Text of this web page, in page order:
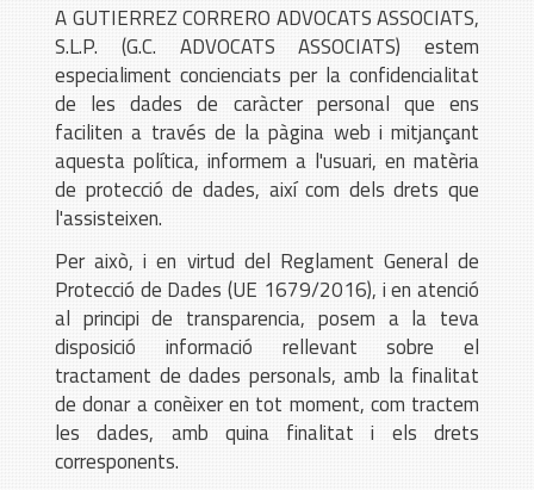
A GUTIERREZ CORRERO ADVOCATS ASSOCIATS,
S.L.P. (G.C. ADVOCATS ASSOCIATS) estem
especialiment concienciats per la confidencialitat
de les dades de caràcter personal que ens
faciliten a través de la pàgina web i mitjançant
aquesta política, informem a l'usuari, en matèria
de protecció de dades, així com dels drets que
l'assisteixen.
Per això, i en virtud del Reglament General de
Protecció de Dades (UE 1679/2016), i en atenció
al principi de transparencia, posem a la teva
disposició informació rellevant sobre el
tractament de dades personals, amb la finalitat
de donar a conèixer en tot moment, com tractem
les dades, amb quina finalitat i els drets
corresponents.